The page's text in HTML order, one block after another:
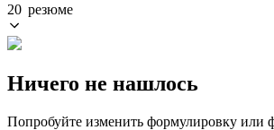
20 резюме
Ничего не нашлось
Попробуйте изменить формулировку или